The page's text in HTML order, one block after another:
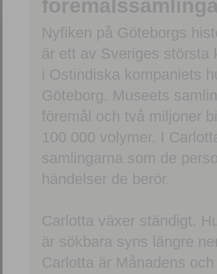
Nyfiken på Göteborgs
är ett av Sveriges största
i Ostindiska kompaniets
Göteborg. Museets
föremål och två miljoner
100 000 volymer. I
samlingarna som de
händelser de berör.
Carlotta växer ständigt.
är sökbara syns längre
Carlotta är Månadens